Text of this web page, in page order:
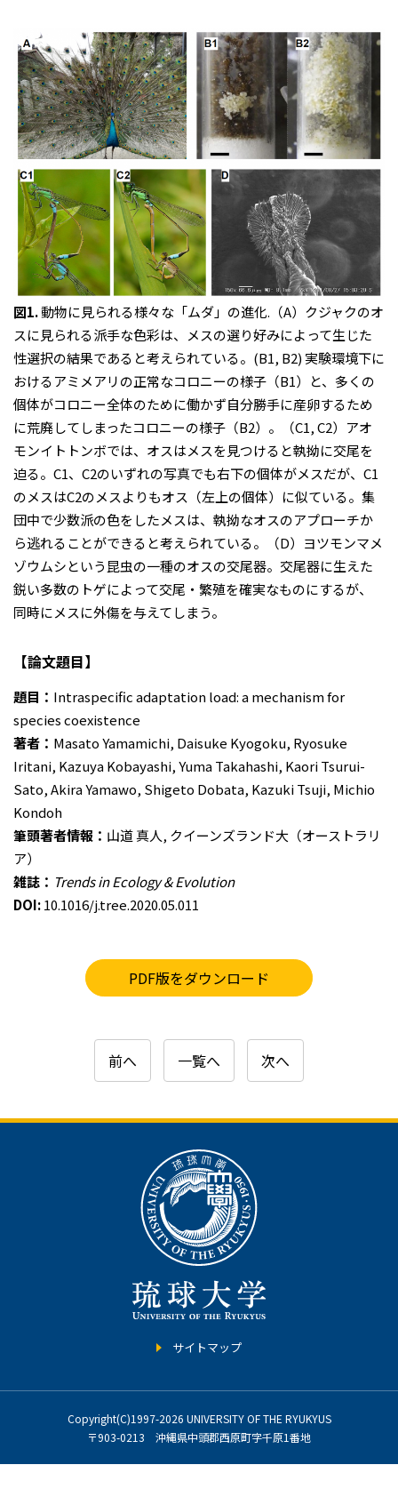
図1.動物に見られる様々な「ムダ」の進化.（A）クジャクのオ
スに見られる派手な色彩は、メスの選り好みによって生じた
性選択の結果であると考えられている。(B1, B2) 実験環境下に
おけるアミメアリの正常なコロニーの様子（B1）と、多くの
個体がコロニー全体のために働かず自分勝手に産卵するため
に荒廃してしまったコロニーの様子（B2）。（C1, C2）アオ
モンイトトンボでは、オスはメスを見つけると執拗に交尾を
迫る。C1、C2のいずれの写真でも右下の個体がメスだが、C1
のメスはC2のメスよりもオス（左上の個体）に似ている。集
団中で少数派の色をしたメスは、執拗なオスのアプローチか
ら逃れることができると考えられている。（D）ヨツモンマメ
ゾウムシという昆虫の一種のオスの交尾器。交尾器に生えた
鋭い多数のトゲによって交尾・繁殖を確実なものにするが、
同時にメスに外傷を与えてしまう。
【論文題目】
題目： Intraspecific adaptation load: a mechanism for
species coexistence
著者： Masato Yamamichi, Daisuke Kyogoku, Ryosuke
Iritani, Kazuya Kobayashi, Yuma Takahashi, Kaori Tsurui-
Sato, Akira Yamawo, Shigeto Dobata, Kazuki Tsuji, Michio
Kondoh
筆頭著者情報： 山道 真人, クイーンズランド大（オーストラリ
ア）
雑誌： Trends in Ecology & Evolution
DOI:10.1016/j.tree.2020.05.011
PDF版をダウンロード
前へ 一覧へ 次へ
サイトマップ
Copyright(C)1997-2026 UNIVERSITY OF THE RYUKYUS
〒903-0213 沖縄県中頭郡西原町字千原1番地